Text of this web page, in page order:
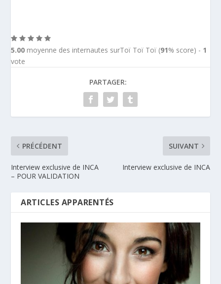
5.00 moyenne des internautes surToï Toï Toï (91% score) - 1
vote
PARTAGER:
PRÉCÉDENT
Interview exclusive de INCA
– POUR VALIDATION
SUIVANT
Interview exclusive de INCA
ARTICLES APPARENTÉS